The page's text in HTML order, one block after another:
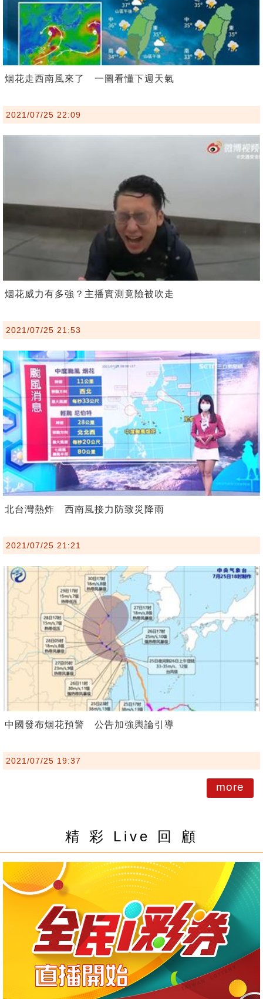
烟花走西南風來了 一圖看懂下週天氣
2021/07/25 22:09
烟花威力有多強？主播實測竟險被吹走
2021/07/25 21:53
北台灣熱炸 西南風接力防致災降雨
2021/07/25 21:21
中國發布烟花預警 公告加強輿論引導
2021/07/25 19:37
more
精 彩 Live 回 顧